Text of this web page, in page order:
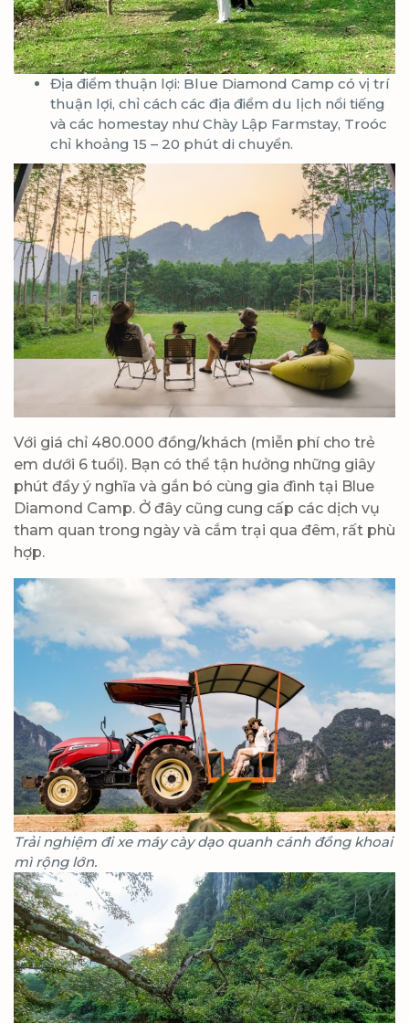
Địa điểm thuận lợi: Blue Diamond Camp có vị trí
thuận lợi, chỉ cách các địa điểm du lịch nổi tiếng
và các homestay như Chày Lập Farmstay, Troóc
chỉ khoảng 15 – 20 phút di chuyển.
Với giá chỉ 480.000 đồng/khách (miễn phí cho trẻ
em dưới 6 tuổi). Bạn có thể tận hưởng những giây
phút đầy ý nghĩa và gắn bó cùng gia đình tại Blue
Diamond Camp. Ở đây cũng cung cấp các dịch vụ
tham quan trong ngày và cắm trại qua đêm, rất phù
hợp.
Trải nghiệm đi xe máy cày dạo quanh cánh đồng khoai
mì rộng lớn.